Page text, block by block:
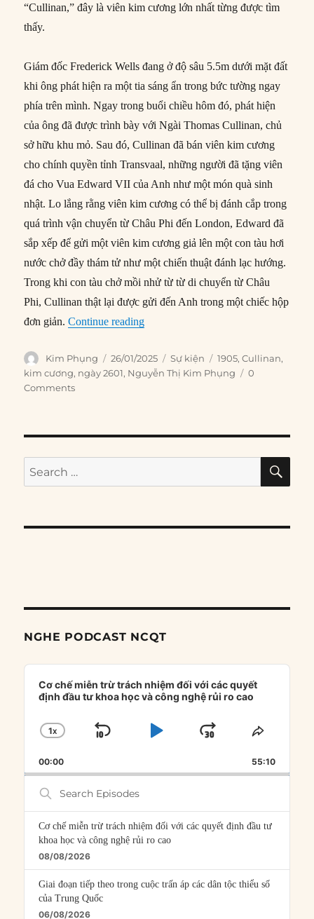
“Cullinan,” đây là viên kim cương lớn nhất từng được tìm
thấy.
Giám đốc Frederick Wells đang ở độ sâu 5.5m dưới mặt đất
khi ông phát hiện ra một tia sáng ẩn trong bức tường ngay
phía trên mình. Ngay trong buổi chiều hôm đó, phát hiện
của ông đã được trình bày với Ngài Thomas Cullinan, chủ
sở hữu khu mỏ. Sau đó, Cullinan đã bán viên kim cương
cho chính quyền tỉnh Transvaal, những người đã tặng viên
đá cho Vua Edward VII của Anh như một món quà sinh
nhật. Lo lắng rằng viên kim cương có thể bị đánh cắp trong
quá trình vận chuyển từ Châu Phi đến London, Edward đã
sắp xếp để gửi một viên kim cương giả lên một con tàu hơi
nước chở đầy thám tử như một chiến thuật đánh lạc hướng.
Trong khi con tàu chở mồi nhử từ từ di chuyển từ Châu
Phi, Cullinan thật lại được gửi đến Anh trong một chiếc hộp
đơn giản.Continue reading“26/01/1905: Viên kim cương lớn
Author
Kim Phụng
Posted
on
26/01/2025 Categories
Sự kiện Tags
1905,Cullinan,
kim cương, ngày 2601, Nguyễn Thị Kim Phụng
0
Comments
Search
for:
NGHE PODCAST NCQT
Audio
Player
Cơ chế miễn trừ trách nhiệm đối với các quyết
định đầu tư khoa học và công nghệ rủi ro cao
CHANGE
RATE
1X
SKIP
PLAYJUMP
FORWARD
SHARE
00:00 55:10
Search
Episodes
Cơ chế miễn trừ trách nhiệm đối với các quyết định đầu tư
khoa học và công nghệ rủi ro cao
08/08/2026
Giai đoạn tiếp theo trong cuộc trấn áp các dân tộc thiểu số
của Trung Quốc
06/08/2026